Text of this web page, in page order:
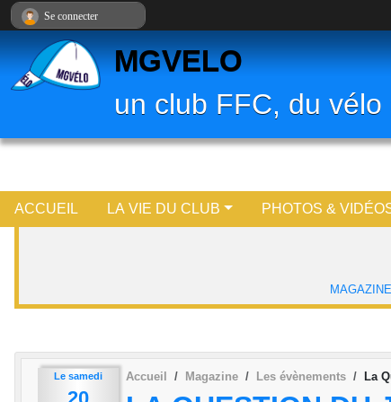
MGVELO
un club FFC, du
ACCUEIL LA VIE DU CLUB PHOTOS &
MAGAZINE
Le samedi Accueil Magazine Les évènements La
Se connecter
Panneau de gestion des cookies